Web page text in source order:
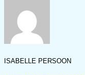
ISABELLE PERSOON